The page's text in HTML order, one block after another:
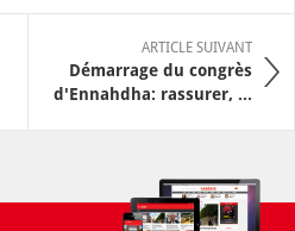
ARTICLE SUIVANT
Démarrage du congrès
d'Ennahdha: rassurer, ...